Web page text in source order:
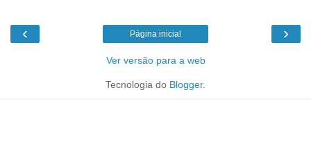
‹ ›
Página inicial
Ver versão para a web
Tecnologia do Blogger.